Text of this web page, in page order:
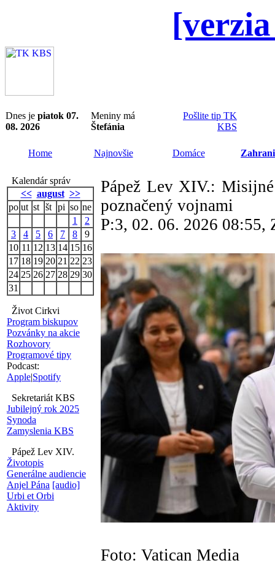
Dnes je piatok 07.
08. 2026
Meniny má
Štefánia
Pošlite tip TK
KBS
Home Najnovšie Domáce
Kalendár správ
<< august >>
po ut st št pi so ne
1
2
3
4 5 6 7 8
9
10 11 12 13 14 15 16
17 18 19 20 21 22 23
24 25 26 27 28 29 30
31
Život Cirkvi
Program biskupov
Pozvánky na akcie
Rozhovory
Programové tipy
Podcast:
Apple|Spotify
Sekretariát KBS
Jubilejný rok 2025
Synoda
Zamyslenia KBS
Pápež Lev XIV.
Životopis
Generálne audiencie
Anjel Pána [audio]
Urbi et Orbi
Aktivity
Pápež Lev XIV.:
poznačený vojnami
P:3, 02. 06. 2026 08:55,
Foto: Vatican Media